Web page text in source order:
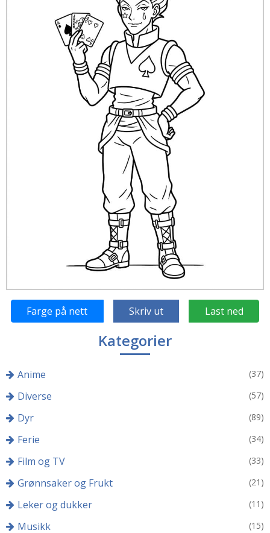
Farge på nett Skriv ut Last ned
Kategorier
Anime (37)
Diverse (57)
Dyr (89)
Ferie (34)
Film og TV (33)
Grønnsaker og Frukt (21)
Leker og dukker (11)
Musikk (15)